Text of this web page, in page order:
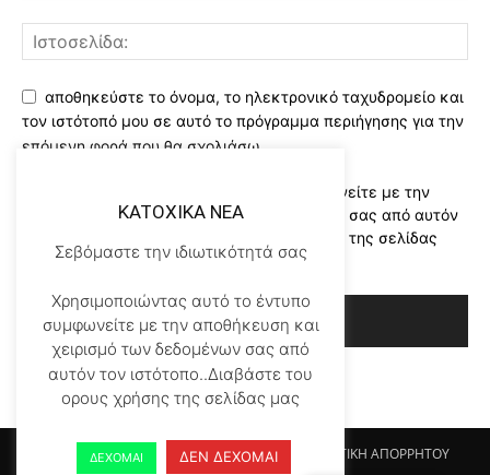
αποθηκεύστε το όνομα, το ηλεκτρονικό ταχυδρομείο και
τον ιστότοπό μου σε αυτό το πρόγραμμα περιήγησης για την
επόμενη φορά που θα σχολιάσω.
Χρησιμοποιώντας αυτό το έντυπο συμφωνείτε με την
αποθήκευση και χειρισμό των δεδομένων σας από αυτόν
τον ιστότοπο..Διαβάστε του ορους χρήσης της σελίδας
μας*
Αρχικη KATOHIKA NEA Login Register
ΠΟΛΙΤΙΚΗ ΑΠΟΡΡΗΤΟΥ
KATOXIKA NEA
Σεβόμαστε την ιδιωτικότητά σας
Χρησιμοποιώντας αυτό το έντυπο
συμφωνείτε με την αποθήκευση και
χειρισμό των δεδομένων σας από
αυτόν τον ιστότοπο..Διαβάστε του
ορους χρήσης της σελίδας μας
ΔΕΧΟΜΑΙ ΔΕΝ ΔΕΧΟΜΑΙ